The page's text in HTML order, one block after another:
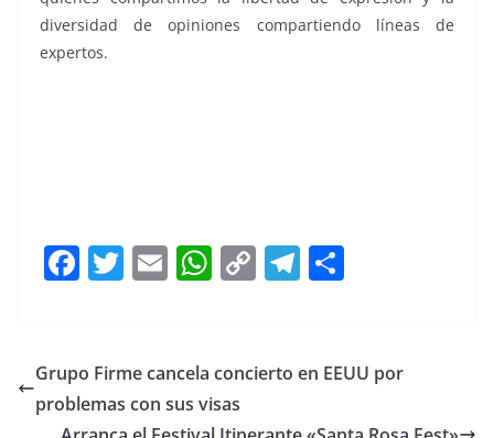
diversidad de opiniones compartiendo líneas de
expertos.
F
e
b
T
er
E
l
W
s
A
C
y
T
gr e
Grupo Firme cancela concierto en EEUU por
problemas con sus visas